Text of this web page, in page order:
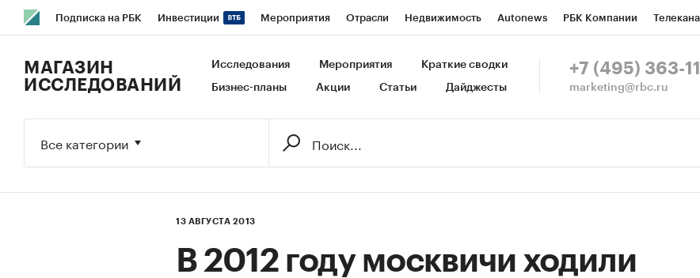
Подписка на РБК Инвестиции Мероприятия Отрасли Недвижимость Autonews РБК Компании
Исследования Кредитные рейтинги Франшизы Газета Спецпроекты СПб Конференции СПб Спецпроекты
МАГАЗИН
ИССЛЕДОВАНИЙ
Исследования Мероприятия Краткие сводки
Бизнес-планы Акции Статьи Дайджесты
+7 (495) 363-
marketing@rbc.ru
Все категории
13 АВГУСТА 2013
В 2012 году москвичи ходили